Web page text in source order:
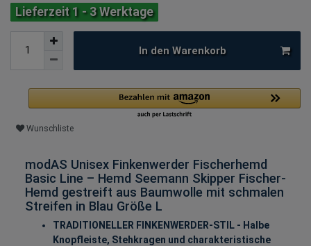
Lieferzeit 1 - 3 Werktage
In den Warenkorb
Wunschliste
modAS Unisex Finkenwerder Fischerhemd
Basic Line – Hemd Seemann Skipper Fischer-
Hemd gestreift aus Baumwolle mit schmalen
Streifen in Blau Größe L
TRADITIONELLER FINKENWERDER-STIL - Halbe
Knopfleiste, Stehkragen und charakteristische